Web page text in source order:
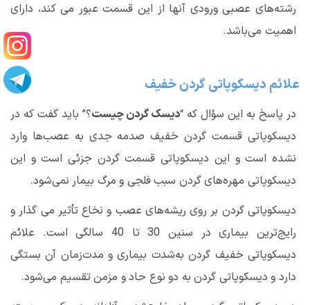
رشته‌های عصبی ورودی آنها از این قسمت عبور می کند، دارای
اهمیت می‌باشد.
علائم دیسکوپاتی گردن خفیف
در پاسخ به این سؤال که “دیسک گردن چیست؟” باید گفت که در
دیسکوپاتی قسمت گردن خفیف صدمه جدی به عصب‌ها وارد
نشده است و این دیسکوپاتی قسمت گردن جزئی است و این
دیسکوپاتی مهره‌های گردن سبب فلجی و مرگ بیمار نمی‌شود.
دیسکوپاتی گردن بر روی ریشه‌های عصب و نخاع تأثیر می گذار و
رایج‌ترین بیماری در سنین 30 تا 40 سالگی است. علائم
دیسکوپاتی خفیف گردن به‌شدت بیماری و مدت‌زمان آن بستگی
دارد و دیسکوپاتی گردن به دو نوع حاد و مزمن تقسیم می‌شود.